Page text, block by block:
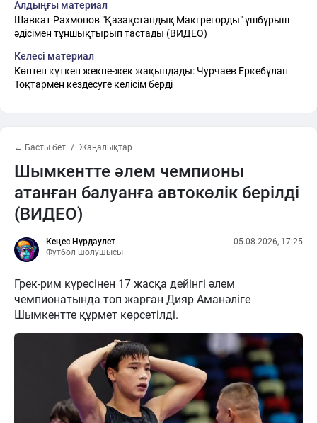
Алдыңғы материал
Шавкат Рахмонов "Қазақстандық Макгрегорды" үшбұрыш
әдісімен тұншықтырып тастады (ВИДЕО)
Келесі материал
Көптен күткен жекпе-жек жақындады: Чурчаев Еркебұлан
Тоқтармен кездесуге келісім берді
← Басты бет Жаңалықтар
Шымкентте әлем чемпионы
атанған балуанға автокөлік берілді
(ВИДЕО)
Кеңес Нұрдаулет
Футбол шолушысы
05.08.2026, 17:25
Грек-рим күресінен 17 жасқа дейінгі әлем
чемпионатында топ жарған Дияр Аманәліге
Шымкентте құрмет көрсетілді.